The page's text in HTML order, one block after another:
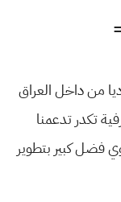
من داخل العراق
تكدر تدعمنا
راح تسوي فضل كبير بتطوير